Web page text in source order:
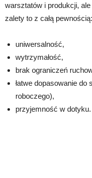
warsztatów i produkcji,
zalety to z całą pewnością:
uniwersalność,
wytrzymałość,
brak ograniczeń
łatwe dopasowanie
roboczego),
przyjemność w dotyku.